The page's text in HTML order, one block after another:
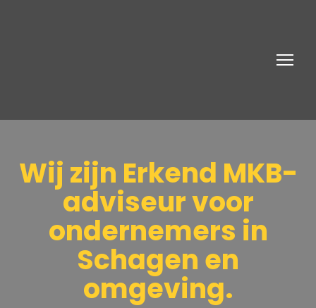
Wij zijn Erkend MKB-
adviseur voor
ondernemers in
Schagen en
omgeving.